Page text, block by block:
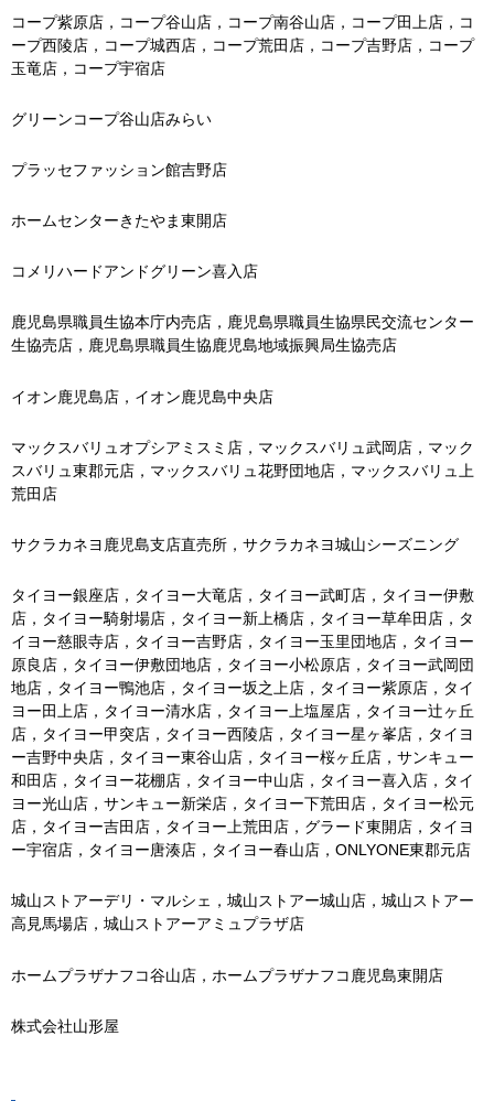
コープ紫原店，コープ谷山店，コープ南谷山店，コープ田上店，コ
ープ西陵店，コープ城西店，コープ荒田店，コープ吉野店，コープ
玉竜店，コープ宇宿店
グリーンコープ谷山店みらい
プラッセファッション館吉野店
ホームセンターきたやま東開店
コメリハードアンドグリーン喜入店
鹿児島県職員生協本庁内売店，鹿児島県職員生協県民交流センター
生協売店，鹿児島県職員生協鹿児島地域振興局生協売店
イオン鹿児島店，イオン鹿児島中央店
マックスバリュオプシアミスミ店，マックスバリュ武岡店，マック
スバリュ東郡元店，マックスバリュ花野団地店，マックスバリュ上
荒田店
サクラカネヨ鹿児島支店直売所，サクラカネヨ城山シーズニング
タイヨー銀座店，タイヨー大竜店，タイヨー武町店，タイヨー伊敷
店，タイヨー騎射場店，タイヨー新上橋店，タイヨー草牟田店，タ
イヨー慈眼寺店，タイヨー吉野店，タイヨー玉里団地店，タイヨー
原良店，タイヨー伊敷団地店，タイヨー小松原店，タイヨー武岡団
地店，タイヨー鴨池店，タイヨー坂之上店，タイヨー紫原店，タイ
ヨー田上店，タイヨー清水店，タイヨー上塩屋店，タイヨー辻ヶ丘
店，タイヨー甲突店，タイヨー西陵店，タイヨー星ヶ峯店，タイヨ
ー吉野中央店，タイヨー東谷山店，タイヨー桜ヶ丘店，サンキュー
和田店，タイヨー花棚店，タイヨー中山店，タイヨー喜入店，タイ
ヨー光山店，サンキュー新栄店，タイヨー下荒田店，タイヨー松元
店，タイヨー吉田店，タイヨー上荒田店，グラード東開店，タイヨ
ー宇宿店，タイヨー唐湊店，タイヨー春山店，ONLYONE東郡元店
城山ストアーデリ・マルシェ，城山ストアー城山店，城山ストアー
高見馬場店，城山ストアーアミュプラザ店
ホームプラザナフコ谷山店，ホームプラザナフコ鹿児島東開店
株式会社山形屋